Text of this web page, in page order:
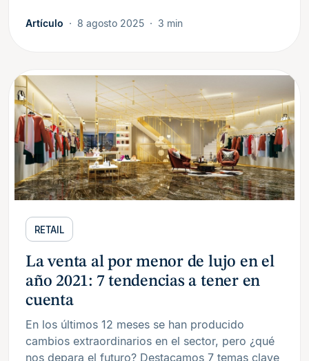
Artículo 8 agosto 2025 3 min
RETAIL
La venta al por menor de lujo en el
año 2021: 7 tendencias a tener en
cuenta
En los últimos 12 meses se han producido
cambios extraordinarios en el sector, pero ¿qué
nos depara el futuro? Destacamos 7 temas clave